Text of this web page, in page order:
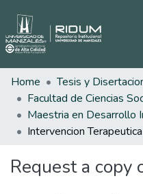
Home
Tesis y
Request a copy